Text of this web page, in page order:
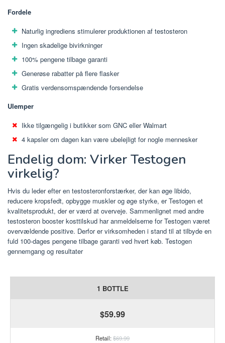
Fordele
Naturlig ingrediens stimulerer produktionen af ​​testosteron
Ingen skadelige bivirkninger
100% pengene tilbage garanti
Generøse rabatter på flere flasker
Gratis verdensomspændende forsendelse
Ulemper
Ikke tilgængelig i butikker som GNC eller Walmart
4 kapsler om dagen kan være ubelejligt for nogle mennesker
Endelig dom: Virker Testogen
virkelig?
Hvis du leder efter en testosteronforstærker, der kan øge libido,
reducere kropsfedt, opbygge muskler og øge styrke, er Testogen et
kvalitetsprodukt, der er værd at overveje. Sammenlignet med andre
testosteron booster kosttilskud har anmeldelserne for Testogen været
overvældende positive. Derfor er virksomheden i stand til at tilbyde en
fuld 100-dages pengene tilbage garanti ved hvert køb. Testogen
gennemgang og resultater
1 BOTTLE
$59.99
Retail:$69.99